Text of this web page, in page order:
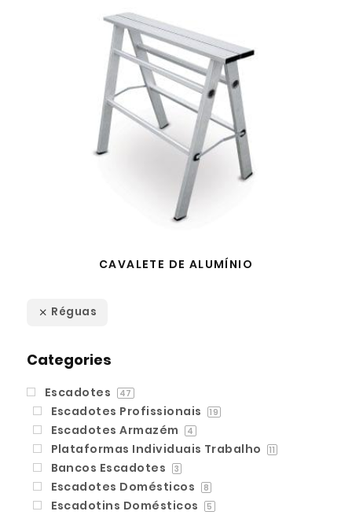
CAVALETE DE ALUMÍNIO
Réguas
Categories
Escadotes 47
Escadotes Profissionais 19
Escadotes Armazém 4
Plataformas Individuais Trabalho 11
Bancos Escadotes 3
Escadotes Domésticos 8
Escadotins Domésticos 5